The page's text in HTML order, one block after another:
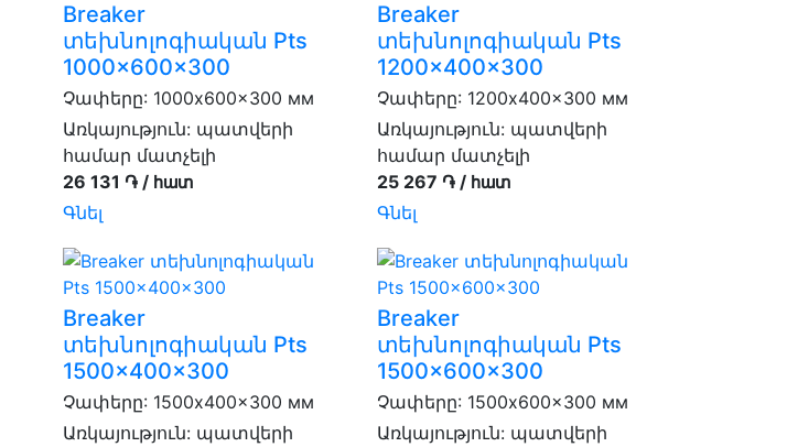
Breaker
տեխնոլոգիական Pts
1000x600x300
Չափերը: 1000x600x300 мм
Առկայություն: պատվերի
համար մատչելի
26 131 ֏ / հատ
Գնել
Breaker
տեխնոլոգիական Pts
1200x400x300
Չափերը: 1200x400x300 мм
Առկայություն: պատվերի
համար մատչելի
25 267 ֏ / հատ
Գնել
Breaker
տեխնոլոգիական Pts
1500x400x300
Չափերը: 1500x400x300 мм
Առկայություն: պատվերի
Breaker
տեխնոլոգիական Pts
1500x600x300
Չափերը: 1500x600x300 мм
Առկայություն: պատվերի